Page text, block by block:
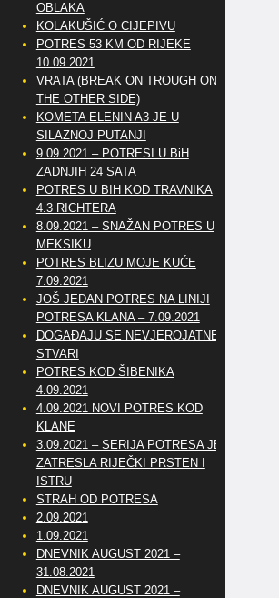
OBLAKA
KOLAKUŠIĆ O CIJEPIVU
POTRES 53 KM OD RIJEKE
10.09.2021
VRATA (BREAK ON TROUGH ON
THE OTHER SIDE)
KOMETA ELENIN A3 JE U
SILAZNOJ PUTANJI
9.09.2021 – POTRESI U BiH
ZADNJIH 24 SATA
POTRES U BIH KOD TRAVNIKA
4.3 RICHTERA
8.09.2021 – SNAŽAN POTRES U
MEKSIKU
POTRES BLIZU MOJE KUĆE
7.09.2021
JOŠ JEDAN POTRES NA LINIJI
POTRESA KLANA – 7.09.2021
DOGAĐAJU SE NEVJEROJATNE
STVARI
POTRES KOD ŠIBENIKA
4.09.2021
4.09.2021 NOVI POTRES KOD
KLANE
3.09.2021 – SERIJA POTRESA JE
ZATRESLA RIJEČKI PRSTEN I
ISTRU
STRAH OD POTRESA
2.09.2021
1.09.2021
DNEVNIK AUGUST 2021 –
31.08.2021
DNEVNIK AUGUST 2021 –